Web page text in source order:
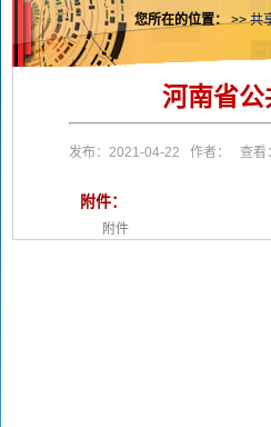
您所在的位置：>>共
河南省
发布：2021-04-22 作者： 查看
附件：
附件